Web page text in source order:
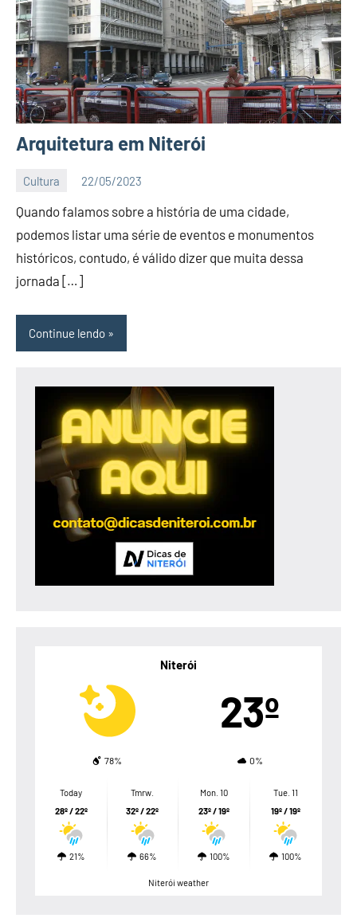
Arquitetura em Niterói
Cultura 22/05/2023
BC
Quando falamos sobre a história de uma cidade,
podemos listar uma série de eventos e monumentos
históricos, contudo, é válido dizer que muita dessa
jornada […]
Continue lendo
Niterói
23º
78% 0%
Today
28º / 22º
21%
Tmrw.
32º / 22º
66%
Mon. 10
23º / 19º
100%
Tue. 11
19º / 19º
100%
Niterói weather